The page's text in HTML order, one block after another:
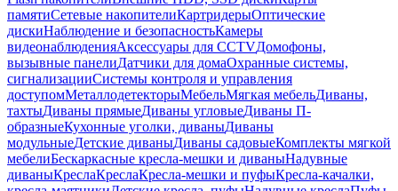
памятиСетевые накопителиКартридерыОптические
дискиНаблюдение и безопасностьКамеры
видеонаблюденияАксессуары для CCTVДомофоны,
вызывные панелиДатчики для домаОхранные системы,
сигнализацииСистемы контроля и управления
доступомМеталлодетекторыМебельМягкая мебельДиваны,
тахтыДиваны прямыеДиваны угловыеДиваны П-
образныеКухонные уголки, диваныДиваны
модульныеДетские диваныДиваны садовыеКомплекты мягкой
мебелиБескаркасные кресла-мешки и диваныНадувные
диваныКреслаКреслаКресла-мешки и пуфыКресла-качалки,